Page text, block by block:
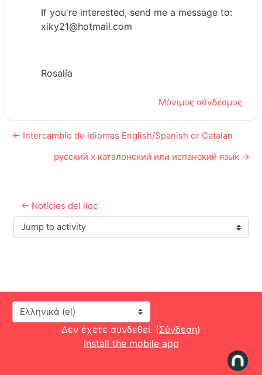
If you're interested, send me a message to:
xiky21@hotmail.com
Rosalía
Μόνιμος σύνδεσμος
← Intercambio de idiomas English/Spanish or Catalan
русский x каталонский или испанский язык →
← Notícies del lloc
Jump to activity
Γλώσσα
Δεν έχετε συνδεθεί. (Σύνδεση)
Install the mobile app